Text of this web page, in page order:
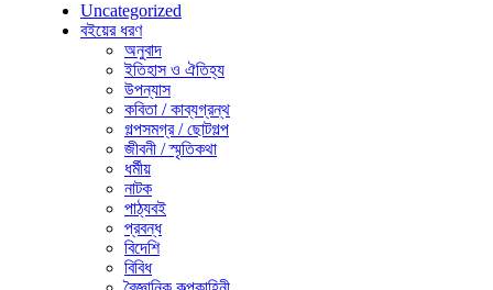
Uncategorized
বইয়ের ধরণ
অনুবাদ
ইতিহাস ও ঐতিহ্য
উপন্যাস
কবিতা / কাব্যগ্রন্থ
গল্পসমগ্র / ছোটগল্প
জীবনী / স্মৃতিকথা
ধর্মীয়
নাটক
পাঠ্যবই
প্রবন্ধ
বিদেশি
বিবিধ